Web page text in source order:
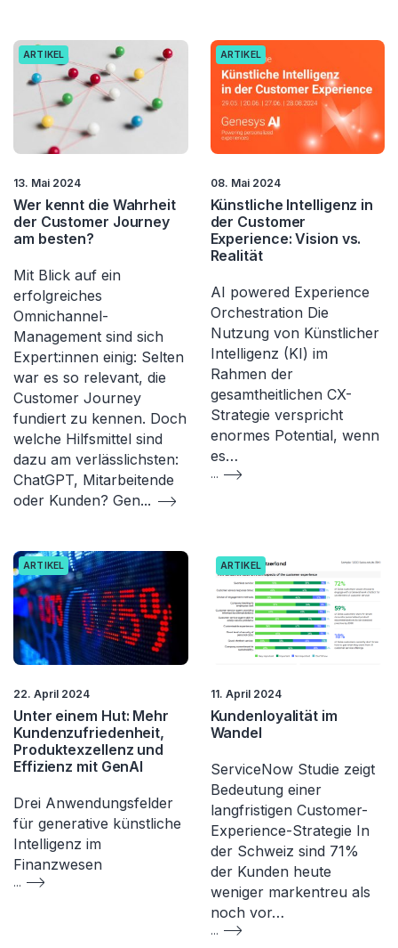
ARTIKEL
13. Mai 2024
Wer kennt die Wahrheit
der Customer Journey
am besten?
Mit Blick auf ein
erfolgreiches
Omnichannel-
Management sind sich
Expert:innen einig: Selten
war es so relevant, die
Customer Journey
fundiert zu kennen. Doch
welche Hilfsmittel sind
dazu am verlässlichsten:
ChatGPT, Mitarbeitende
oder Kunden? Gen...
ARTIKEL
08. Mai 2024
Künstliche Intelligenz in
der Customer
Experience: Vision vs.
Realität
AI powered Experience
Orchestration Die
Nutzung von Künstlicher
Intelligenz (KI) im
Rahmen der
gesamtheitlichen CX-
Strategie verspricht
enormes Potential, wenn
es…
...
ARTIKEL
22. April 2024
Unter einem Hut: Mehr
Kundenzufriedenheit,
Produktexzellenz und
Effizienz mit GenAI​
Drei Anwendungsfelder
für generative künstliche
Intelligenz im
Finanzwesen
...
ARTIKEL
11. April 2024
Kundenloyalität im
Wandel
ServiceNow Studie zeigt
Bedeutung einer
langfristigen Customer-
Experience-Strategie In
der Schweiz sind 71%
der Kunden heute
weniger markentreu als
noch vor…
...